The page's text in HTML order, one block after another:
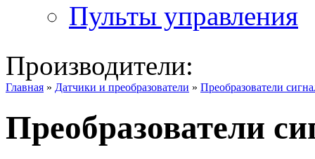
Пульты управления
Производители:
Главная » Датчики и преобразователи » Преобразователи
Преобразователи